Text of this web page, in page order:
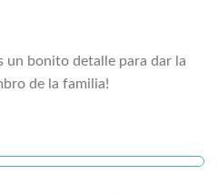
un bonito detalle para dar la
de la familia!